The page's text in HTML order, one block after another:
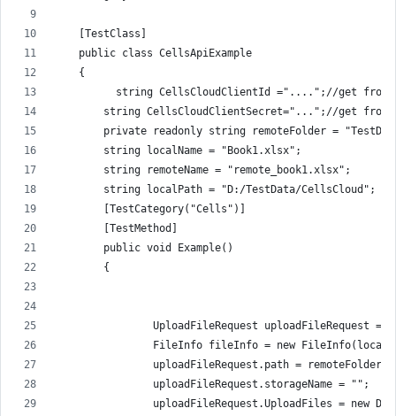
    [TestClass]
    public class CellsApiExample
    {
string CellsCloudClientId ="....";//get
string CellsCloudClientSecret="...";//get
private readonly string remoteFolder =
        string localName = "Book1.xlsx";
        string remoteName = "remote_book1.xlsx";
        string localPath = "D:/TestData/CellsCloud";
        [TestCategory("Cells")]
        [TestMethod]
        public void Example()
        {
UploadFileRequest uploadFileRequest =
FileInfo fileInfo = new
uploadFileRequest.path = remoteFolder
                uploadFileRequest.storageName = "";
uploadFileRequest.UploadFiles = new